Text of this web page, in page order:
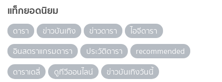
แท็กยอดนิยม
ดารา ข่าวบันเทิง ข่าวดารา
ไอจีดารา
อินสตราแกรมดารา
ประวัติดารา
recommended
ดาราเดลี่
ดูทีวีออนไลน์ ข่าวบันเทิงวันนี้